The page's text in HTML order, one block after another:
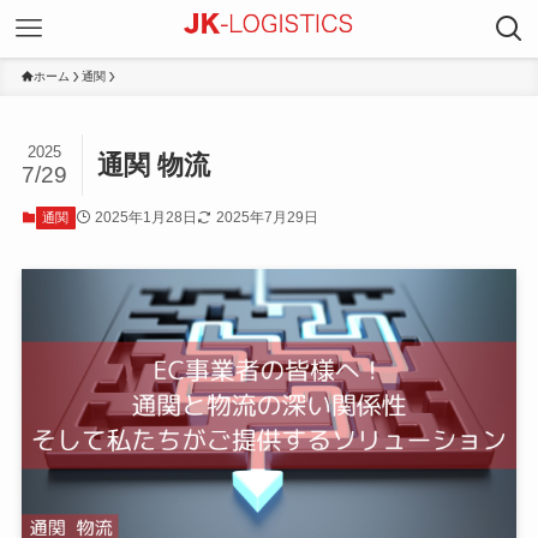
ホーム 通関
通関 物流
2025
7/29
通関 2025年1月28日 2025年7月29日